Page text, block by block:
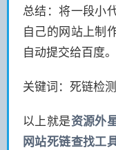
总结：将一段小
自己的网站上制
自动提交给百度
关键词：死链检
以上就是资源外
网站死链查找工